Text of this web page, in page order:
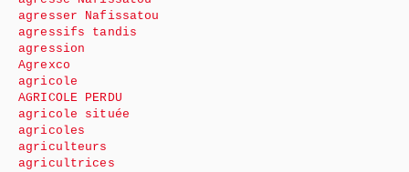
agresser Nafissatou
agressifs tandis
agression
Agrexco
agricole
AGRICOLE PERDU
agricole située
agricoles
agriculteurs
agricultrices